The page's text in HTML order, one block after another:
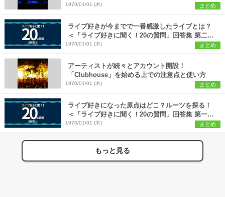
ス…？本物と偽物の見分け方とは？
1970/01/01 (木) まとめ
ライブ好きが今までで一番感激したライブとは？
＜「ライブ好きに聞く！20の質問」回答集 第二回
＞
1970/01/01 (木) まとめ
アーティストが続々とアカウント開設！
「Clubhouse」を始める上での注意点と使い方
1970/01/01 (木) まとめ
ライブ好きになった原点はどこ？ルーツを探る！
＜「ライブ好きに聞く！20の質問」回答集 第一回
＞
1970/01/01 (木) まとめ
もっと見る